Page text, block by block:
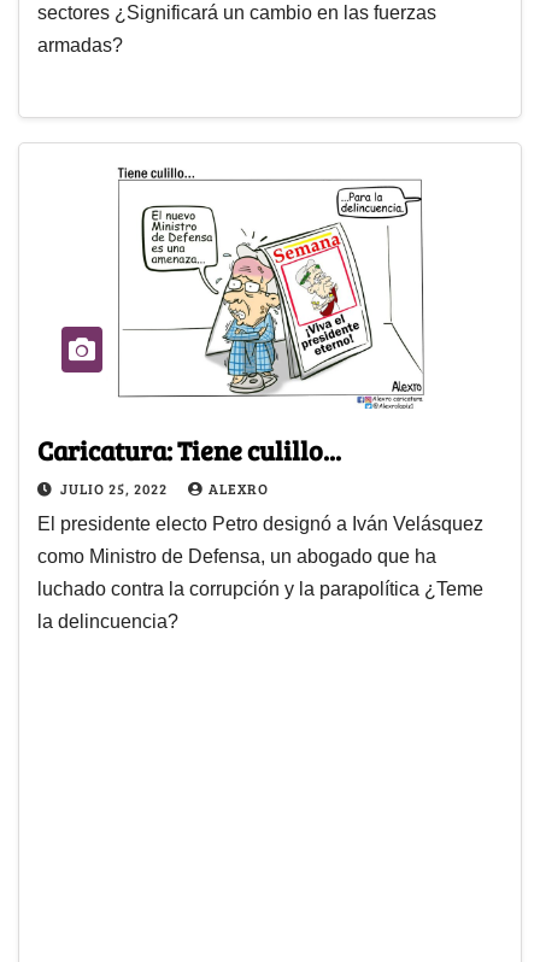
sectores ¿Significará un cambio en las fuerzas
armadas?
Caricatura: Tiene culillo...
JULIO 25, 2022 ALEXRO
El presidente electo Petro designó a Iván Velásquez
como Ministro de Defensa, un abogado que ha
luchado contra la corrupción y la parapolítica ¿Teme
la delincuencia?